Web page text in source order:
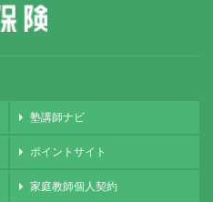
塾講師ナビ
ポイントサイト
家庭教師個人契約